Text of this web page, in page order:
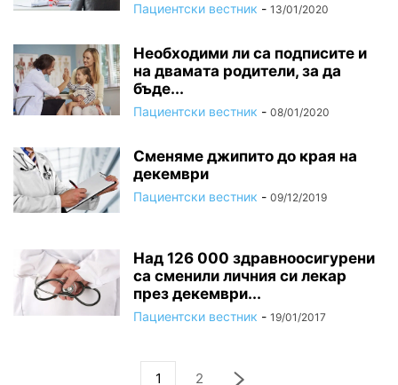
Пациентски вестник - 13/01/2020
Необходими ли са подписите и
на двамата родители, за да
бъде...
Пациентски вестник - 08/01/2020
Сменяме джипито до края на
декември
Пациентски вестник - 09/12/2019
Над 126 000 здравноосигурени
са сменили личния си лекар
през декември...
Пациентски вестник - 19/01/2017
1 2